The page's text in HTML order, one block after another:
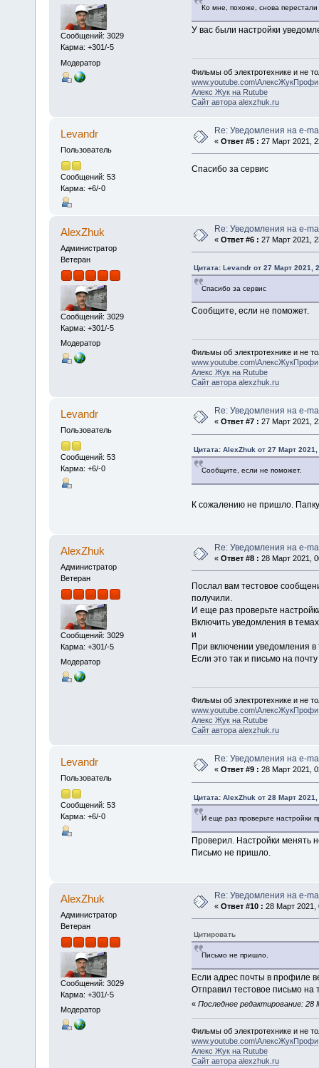
Сообщений: 3029
Карма: +301/-5
Модератор
Ко мне, похоже, снова перестали
У вас были настройки
Фильмы об электротехнике и не
www.youtube.com\АлексЖукПрофи
Алекс Жук на Rutube
Сайт автора alexzhuk.ru
Levandr
Пользователь
Сообщений: 53
Карма: +6/-0
Re: Уведомления на e-
« Ответ #5 : 27 Март 2021,
Спасибо за сервис
AlexZhuk
Администратор
Ветеран
Сообщений: 3029
Карма: +301/-5
Модератор
Re: Уведомления на e-
« Ответ #6 : 27 Март 2021,
Цитата: Levandr от 27 Март 2021,
Спасибо за сервис
Сообщите, если не поможет.
Фильмы об электротехнике и не
www.youtube.com\АлексЖукПрофи
Алекс Жук на Rutube
Сайт автора alexzhuk.ru
Levandr
Пользователь
Сообщений: 53
Карма: +6/-0
Re: Уведомления на e-
« Ответ #7 : 27 Март 2021,
Цитата: AlexZhuk от 27 Март
Сообщите, если не поможет.
К сожалению не пришло.
AlexZhuk
Администратор
Ветеран
Сообщений: 3029
Карма: +301/-5
Модератор
Re: Уведомления на e-
« Ответ #8 : 28 Март 2021,
Послал вам тестовое
получили.
И еще раз проверьте
Включить уведомления в
и
При включении уведомления
Если это так и письмо на
Фильмы об электротехнике и не
www.youtube.com\АлексЖукПрофи
Алекс Жук на Rutube
Сайт автора alexzhuk.ru
Levandr
Пользователь
Сообщений: 53
Карма: +6/-0
Re: Уведомления на e-
« Ответ #9 : 28 Март 2021,
Цитата: AlexZhuk от 28 Март
И еще раз проверьте настройки
Проверил. Настройки менять
Письмо не пришло.
AlexZhuk
Администратор
Ветеран
Сообщений: 3029
Карма: +301/-5
Модератор
Re: Уведомления на e-
« Ответ #10 : 28 Март 2021,
Цитировать
Письмо не пришло.
Если адрес почты в профиле
Отправил тестовое письмо на
« Последнее редактирование:
Фильмы об электротехнике и не
www.youtube.com\АлексЖукПрофи
Алекс Жук на Rutube
Сайт автора alexzhuk.ru